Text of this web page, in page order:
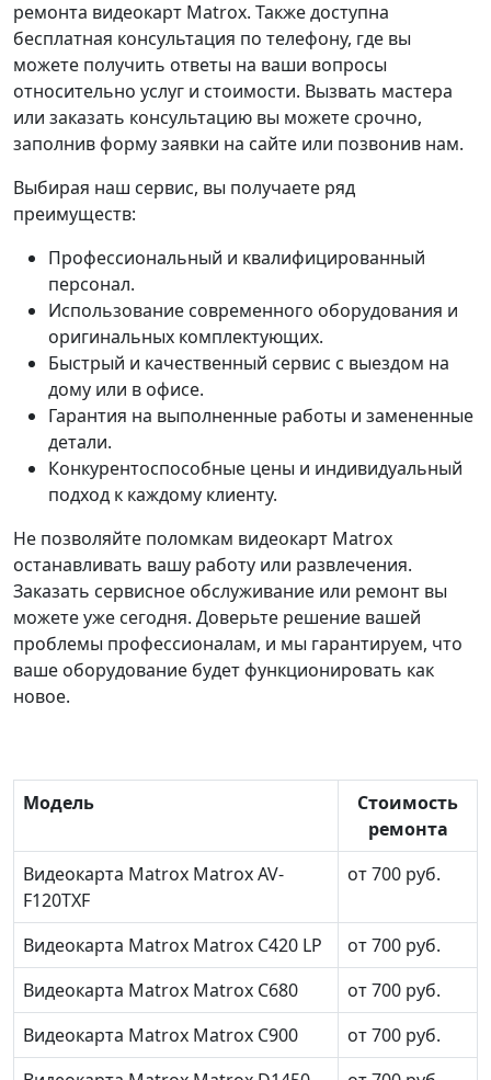
ремонта видеокарт Matrox. Также доступна
бесплатная консультация по телефону, где вы
можете получить ответы на ваши вопросы
относительно услуг и стоимости. Вызвать мастера
или заказать консультацию вы можете срочно,
заполнив форму заявки на сайте или позвонив нам.
Выбирая наш сервис, вы получаете ряд
преимуществ:
Профессиональный и квалифицированный
персонал.
Использование современного оборудования и
оригинальных комплектующих.
Быстрый и качественный сервис с выездом на
дому или в офисе.
Гарантия на выполненные работы и замененные
детали.
Конкурентоспособные цены и индивидуальный
подход к каждому клиенту.
Не позволяйте поломкам видеокарт Matrox
останавливать вашу работу или развлечения.
Заказать сервисное обслуживание или ремонт вы
можете уже сегодня. Доверьте решение вашей
проблемы профессионалам, и мы гарантируем, что
ваше оборудование будет функционировать как
новое.
Модель
Стоимость
ремонта
Видеокарта Matrox Matrox AV-
F120TXF
от 700 руб.
Видеокарта Matrox Matrox C420 LP
от 700 руб.
Видеокарта Matrox Matrox C680
от 700 руб.
Видеокарта Matrox Matrox C900
от 700 руб.